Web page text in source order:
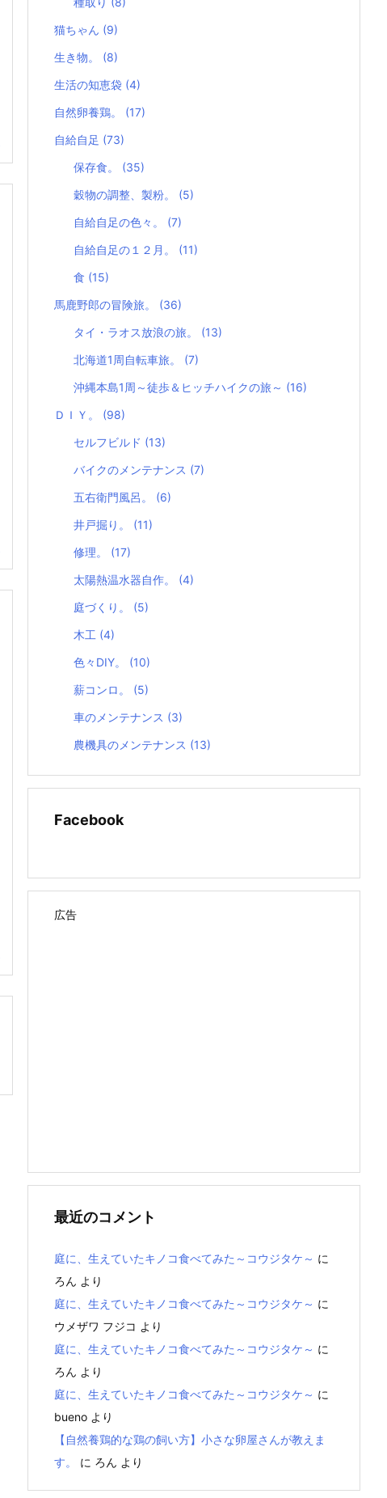
猫ちゃん (9)
生き物。 (8)
生活の知恵袋 (4)
自然卵養鶏。 (17)
自給自足 (73)
保存食。 (35)
穀物の調整、製粉。 (5)
自給自足の色々。 (7)
自給自足の１２月。 (11)
食 (15)
馬鹿野郎の冒険旅。 (36)
タイ・ラオス放浪の旅。 (13)
北海道1周自転車旅。 (7)
沖縄本島1周～徒歩＆ヒッチハイクの旅～ (16)
ＤＩＹ。 (98)
セルフビルド (13)
バイクのメンテナンス (7)
五右衛門風呂。 (6)
井戸掘り。 (11)
修理。 (17)
太陽熱温水器自作。 (4)
庭づくり。 (5)
木工 (4)
色々DIY。 (10)
薪コンロ。 (5)
車のメンテナンス (3)
農機具のメンテナンス (13)
Facebook
広告
最近のコメント
庭に、生えていたキノコ食べてみた～コウジタケ～ に
ろん より
庭に、生えていたキノコ食べてみた～コウジタケ～ に
ウメザワ フジコ より
庭に、生えていたキノコ食べてみた～コウジタケ～ に
ろん より
庭に、生えていたキノコ食べてみた～コウジタケ～ に
bueno より
【自然養鶏的な鶏の飼い方】小さな卵屋さんが教えま
す。
に ろん より